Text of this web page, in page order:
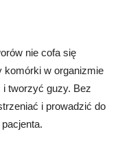
nie cofa się
komórki w organizmie
i tworzyć guzy. Bez
i prowadzić do